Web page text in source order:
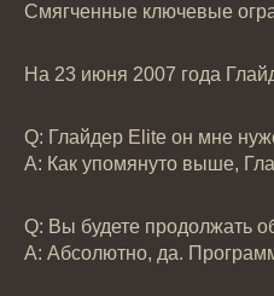
Смягченные ключевые
На 23 июня 2007 года
Q: Глайдер Elite он мне
А: Как упомянуто выше,
Q: Вы будете продолжать
А: Абсолютно, да.